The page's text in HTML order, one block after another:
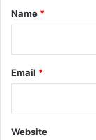
*
Name *
Email *
Website